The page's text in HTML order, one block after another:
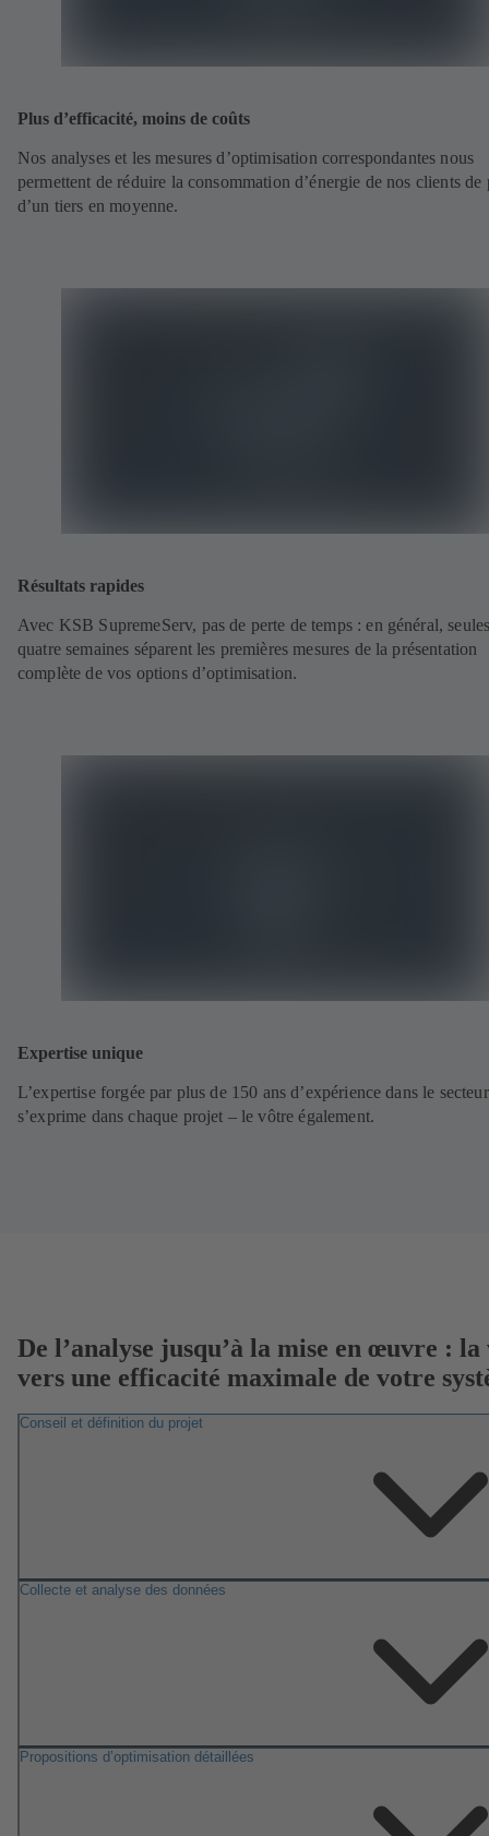
Plus d’efficacité, moins de coûts
Nos analyses et les mesures d’optimisation correspondantes nous
permettent de réduire la consommation d’énergie de nos clients de
d’un tiers en moyenne.
Résultats rapides
Avec KSB SupremeServ, pas de perte de temps : en général,
quatre semaines séparent les premières mesures de la présentation
complète de vos options d’optimisation.
Expertise unique
L’expertise forgée par plus de 150 ans d’expérience dans le secteur
s’exprime dans chaque projet – le vôtre également.
De l’analyse jusqu’à la mise en œuvre : la
vers une efficacité maximale de votre
Conseil et définition du projet
Collecte et analyse des données
Propositions d’optimisation détaillées